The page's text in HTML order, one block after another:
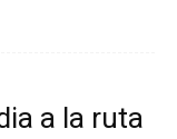
a la ruta